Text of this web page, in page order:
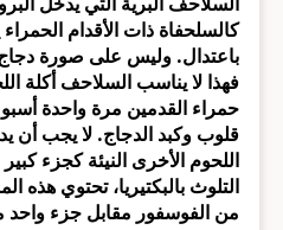
كالسلحفاة ذات الأقدام
فهذا لا يناسب السلاحف أكلة
حمراء القدمين مرة واحدة
قلوب وكبد الدجاج. لا يجب أن
اللحوم الأخرى النيئة كجزء
من الفوسفور مقابل جزء واحد